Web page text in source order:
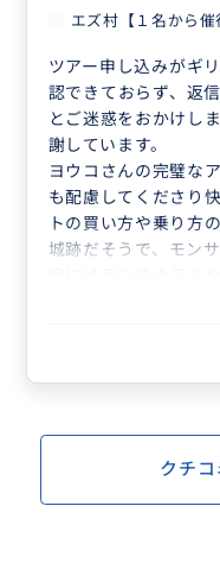
エズ村【１名から
ツアー申し込みがギ
認できておらず、返
とご迷惑をおかけし
謝しています。
ヨウコさんの完璧な
も配慮してくださり
トの買い方や乗り方
城跡だそうで、モン
店があり、楽しめま
午後から予定してい
無事に満喫すること
ヨウコさんとご縁が
クチ